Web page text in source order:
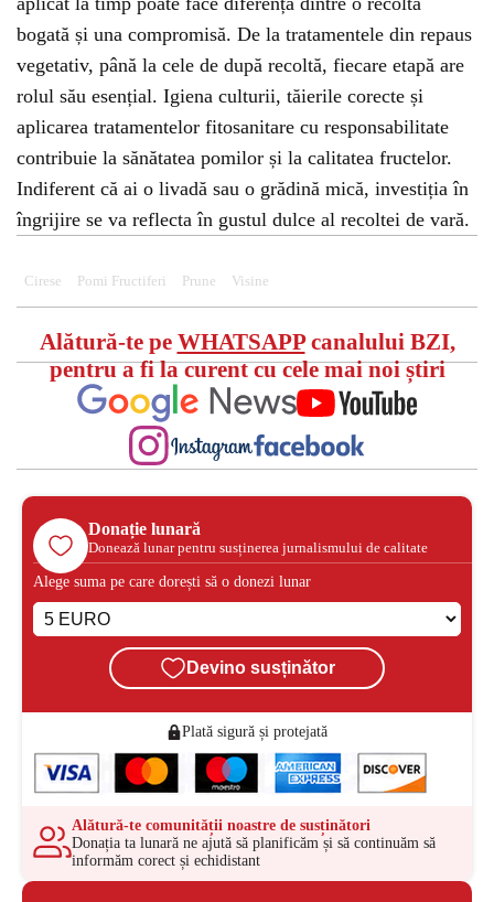
bogată și una compromisă. De la tratamentele din repaus
vegetativ, până la cele de după recoltă, fiecare etapă are
rolul său esențial. Igiena culturii, tăierile corecte și
aplicarea tratamentelor fitosanitare cu responsabilitate
contribuie la sănătatea pomilor și la calitatea fructelor.
Indiferent că ai o livadă sau o grădină mică, investiția în
îngrijire se va reflecta în gustul dulce al recoltei de vară.
Cirese Pomi Fructiferi Prune Visine
Alătură-te pe WHATSAPPcanalului BZI,
pentru a fi la curent cu cele mai noi știri
Donație lunară
Donează lunar pentru susținerea jurnalismului de calitate
Alege suma pe care dorești să o donezi lunar
Devino susținător
Plată sigură și protejată
Alătură-te comunității noastre de susținători
Donația ta lunară ne ajută să planificăm și să continuăm să
informăm corect și echidistant